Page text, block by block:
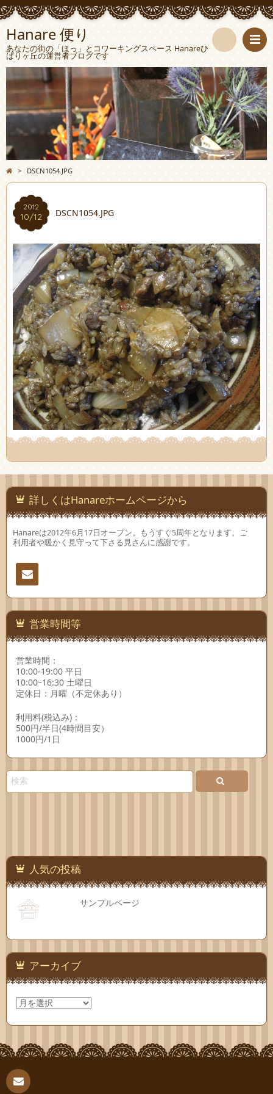
Hanare 便り
あなたの街の「ほっ」とコワーキングスペース Hanareひ
ばりヶ丘の運営者ブログです
検
索
> DSCN1054.JPG
2012
10/12 DSCN1054.JPG
詳しくはHanareホームページから
Hanareは2012年6月17日オープン。もうすぐ5周年となります。ご
利用者や暖かく見守って下さる見さんに感謝です。
連絡
先 営業時間等
営業時間：
10:00-19:00 平日
10:00ｰ16:30 土曜日
定休日：月曜（不定休あり）
利用料(税込み)：
500円/半日(4時間目安）
1000円/1日
人気の投稿
サンプルページ
アーカイブ
ア
ー
カ
ブ